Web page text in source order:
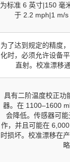
为标准 6 英寸|150 毫
于 2.2 mph|1 m/s
为了达到规定的精度
化时，必须允许设备
直射。校准漂移
具有二阶温度校正功
器。在 1100–1600
会降低。传感器可
作，并且可能在
时损坏。校准漂移在